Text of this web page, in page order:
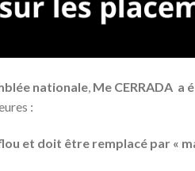
nationale, Me CERRADA a
:
et doit être remplacé par «